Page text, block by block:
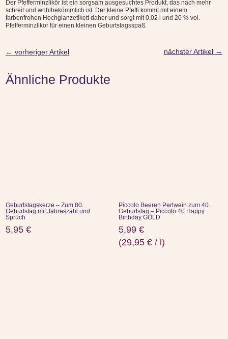
Der Pfefferminzlikör ist ein sorgsam ausgesuchtes Produkt, das nach mehr
schreit und wohlbekömmlich ist. Der kleine Pfeffi kommt mit einem
farbenfrohen Hochglanzetikett daher und sorgt mit 0,02 l und 20 % vol.
Pfefferminzlikör für einen kleinen Geburtstagsspaß.
←vorheriger Artikel nächster Artikel→
Ähnliche Produkte
Geburtstagskerze – Zum 80.
Geburtstag mit Jahreszahl und
Spruch
5,95€
Piccolo Beeren Perlwein zum 40.
Geburtstag – Piccolo 40 Happy
Birthday GOLD
5,99 €
(29,95 €/ l)